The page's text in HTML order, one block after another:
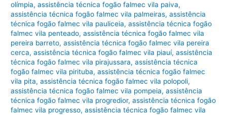
olímpia,assistência técnica fogão falmec vila paiva,
assistência técnica fogão falmec vila palmeiras,assistência
técnica fogão falmec vila pauliceia,assistência técnica fogão
falmec vila penteado,assistência técnica fogão falmec vila
pereira barreto,assistência técnica fogão falmec vila pereira
cerca,assistência técnica fogão falmec vila piauí,assistência
técnica fogão falmec vila pirajussara,assistência técnica
fogão falmec vila pirituba,assistência técnica fogão falmec
vila pita,assistência técnica fogão falmec vila polopoli,
assistência técnica fogão falmec vila pompeia,assistência
técnica fogão falmec vila progredior,assistência técnica fogão
falmec vila progresso,assistência técnica fogão falmec vila